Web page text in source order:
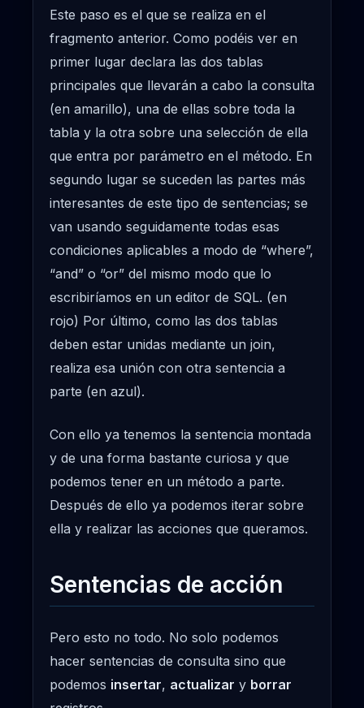
Este paso es el que se realiza en el
fragmento anterior. Como podéis ver en
primer lugar declara las dos tablas
principales que llevarán a cabo la consulta
(en amarillo), una de ellas sobre toda la
tabla y la otra sobre una selección de ella
que entra por parámetro en el método. En
segundo lugar se suceden las partes más
interesantes de este tipo de sentencias; se
van usando seguidamente todas esas
condiciones aplicables a modo de “where”,
“and” o “or” del mismo modo que lo
escribiríamos en un editor de SQL. (en
rojo) Por último, como las dos tablas
deben estar unidas mediante un join,
realiza esa unión con otra sentencia a
parte (en azul).
Con ello ya tenemos la sentencia montada
y de una forma bastante curiosa y que
podemos tener en un método a parte.
Después de ello ya podemos iterar sobre
ella y realizar las acciones que queramos.
Sentencias de acción
Pero esto no todo. No solo podemos
hacer sentencias de consulta sino que
podemos insertar, actualizar y borrar